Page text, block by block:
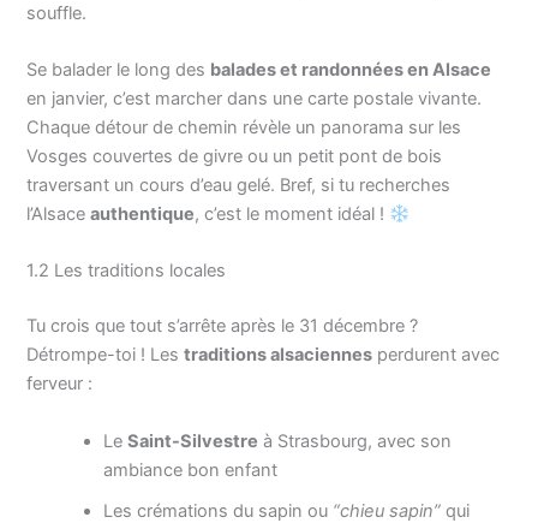
souffle.
Se balader le long des balades et randonnées en Alsace
en janvier, c’est marcher dans une carte postale vivante.
Chaque détour de chemin révèle un panorama sur les
Vosges couvertes de givre ou un petit pont de bois
traversant un cours d’eau gelé. Bref, si tu recherches
l’Alsaceauthentique, c’est le moment idéal !
1.2 Les traditions locales
Tu crois que tout s’arrête après le 31 décembre ?
Détrompe-toi ! Lestraditions alsaciennes perdurent avec
ferveur :
LeSaint-Silvestre à Strasbourg, avec son
ambiance bon enfant
Les crémations du sapin ou “chieu sapin” qui